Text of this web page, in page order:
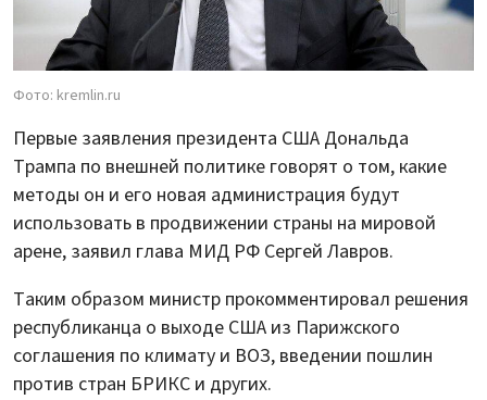
Фото: kremlin.ru
Первые заявления президента США Дональда
Трампа по внешней политике говорят о том, какие
методы он и его новая администрация будут
использовать в продвижении страны на мировой
арене, заявил глава МИД РФ Сергей Лавров.
Таким образом министр прокомментировал решения
республиканца о выходе США из Парижского
соглашения по климату и ВОЗ, введении пошлин
против стран БРИКС и других.